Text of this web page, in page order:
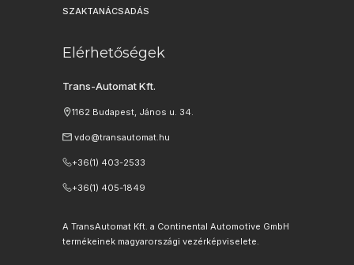
SZAKTANÁCSADÁS
Elérhetőségek
Trans-Automat Kft.
1162 Budapest, János u. 34.
vdo@transautomat.hu
+36(1) 403-2533
+36(1) 405-1849
A TransAutomat Kft. a Continental Automotive GmbH
termékeinek magyarországi vezérképviselete.